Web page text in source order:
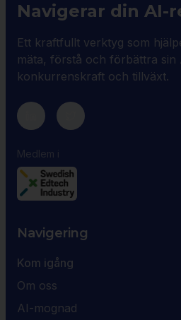
Navigerar din AI-
Ett kraftfullt verktyg som
mäta, förstå och förbättra
konkurrenskraft och tillväxt.
Medlem i
Navigering
Kom igång
Om oss
AI-mognad